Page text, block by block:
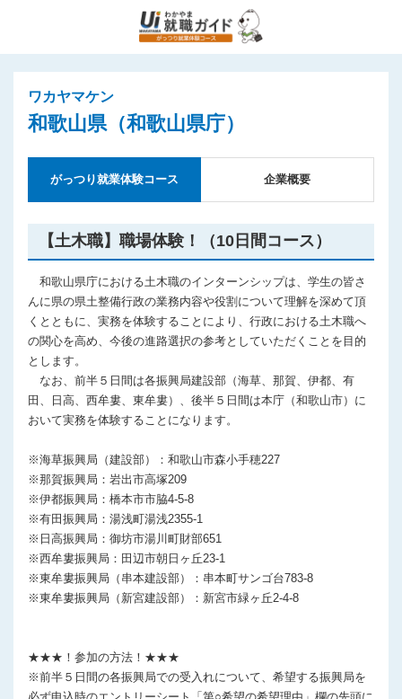
ワカヤマケン
和歌山県（和歌山県庁）
がっつり就業体験コース 企業概要
【土木職】職場体験！（10日間コース）
和歌山県庁における土木職のインターンシップは、学生の皆さ
んに県の県土整備行政の業務内容や役割について理解を深めて頂
くとともに、実務を体験することにより、行政における土木職へ
の関心を高め、今後の進路選択の参考としていただくことを目的
とします。
なお、前半５日間は各振興局建設部（海草、那賀、伊都、有
田、日高、西牟婁、東牟婁）、後半５日間は本庁（和歌山市）に
おいて実務を体験することになります。
※海草振興局（建設部）：和歌山市森小手穂227
※那賀振興局：岩出市高塚209
※伊都振興局：橋本市市脇4-5-8
※有田振興局：湯浅町湯浅2355-1
※日高振興局：御坊市湯川町財部651
※西牟婁振興局：田辺市朝日ヶ丘23-1
※東牟婁振興局（串本建設部）：串本町サンゴ台783-8
※東牟婁振興局（新宮建設部）：新宮市緑ヶ丘2-4-8
★★★！参加の方法！★★★
※前半５日間の各振興局での受入れについて、希望する振興局を